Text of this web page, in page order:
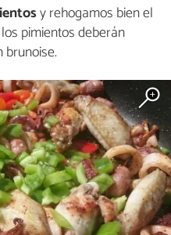
y rehogamos bien el
pimientos deberán